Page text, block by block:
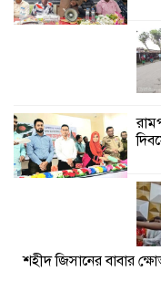
শহীদ জিসানের বাবার